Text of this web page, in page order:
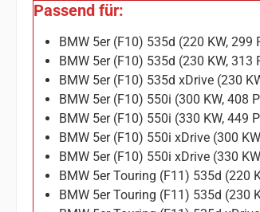
Passend für:
BMW 5er (F10) 535d (220 KW,
BMW 5er (F10) 535d (230 KW,
BMW 5er (F10) 535d xDrive (230
BMW 5er (F10) 550i (300 KW, 408
BMW 5er (F10) 550i (330 KW, 449
BMW 5er (F10) 550i xDrive (300
BMW 5er (F10) 550i xDrive (330
BMW 5er Touring (F11) 535d (220
BMW 5er Touring (F11) 535d (230